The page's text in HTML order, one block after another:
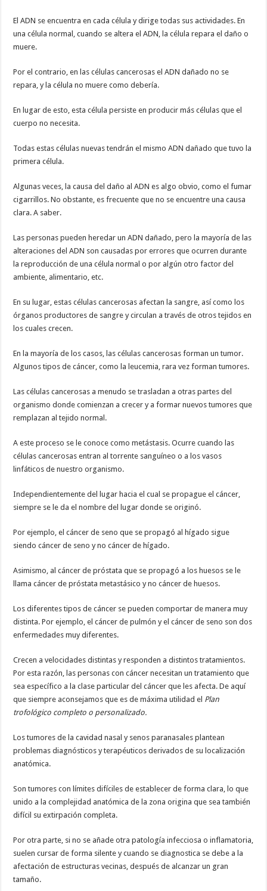
El ADN se encuentra en cada célula y dirige todas sus actividades. En
una célula normal, cuando se altera el ADN, la célula repara el daño o
muere.
Por el contrario, en las células cancerosas el ADN dañado no se
repara, y la célula no muere como debería.
En lugar de esto, esta célula persiste en producir más células que el
cuerpo no necesita.
Todas estas células nuevas tendrán el mismo ADN dañado que tuvo la
primera célula.
Algunas veces, la causa del daño al ADN es algo obvio, como el fumar
cigarrillos. No obstante, es frecuente que no se encuentre una causa
clara. A saber.
Las personas pueden heredar un ADN dañado, pero la mayoría de las
alteraciones del ADN son causadas por errores que ocurren durante
la reproducción de una célula normal o por algún otro factor del
ambiente, alimentario, etc.
En su lugar, estas células cancerosas afectan la sangre, así como los
órganos productores de sangre y circulan a través de otros tejidos en
los cuales crecen.
En la mayoría de los casos, las células cancerosas forman un tumor.
Algunos tipos de cáncer, como la leucemia, rara vez forman tumores.
Las células cancerosas a menudo se trasladan a otras partes del
organismo donde comienzan a crecer y a formar nuevos tumores que
remplazan al tejido normal.
A este proceso se le conoce como metástasis. Ocurre cuando las
células cancerosas entran al torrente sanguíneo o a los vasos
linfáticos de nuestro organismo.
Independientemente del lugar hacia el cual se propague el cáncer,
siempre se le da el nombre del lugar donde se originó.
Por ejemplo, el cáncer de seno que se propagó al hígado sigue
siendo cáncer de seno y no cáncer de hígado.
Asimismo, al cáncer de próstata que se propagó a los huesos se le
llama cáncer de próstata metastásico y no cáncer de huesos.
Los diferentes tipos de cáncer se pueden comportar de manera muy
distinta. Por ejemplo, el cáncer de pulmón y el cáncer de seno son dos
enfermedades muy diferentes.
Crecen a velocidades distintas y responden a distintos tratamientos.
Por esta razón, las personas con cáncer necesitan un tratamiento que
sea específico a la clase particular del cáncer que les afecta. De aquí
que siempre aconsejamos que es de máxima utilidad el Plan
trofológico completo o personalizado.
Los tumores de la cavidad nasal y senos paranasales plantean
problemas diagnósticos y terapéuticos derivados de su localización
anatómica.
Son tumores con límites difíciles de establecer de forma clara, lo que
unido a la complejidad anatómica de la zona origina que sea también
difícil su extirpación completa.
Por otra parte, si no se añade otra patología infecciosa o inflamatoria,
suelen cursar de forma silente y cuando se diagnostica se debe a la
afectación de estructuras vecinas, después de alcanzar un gran
tamaño.